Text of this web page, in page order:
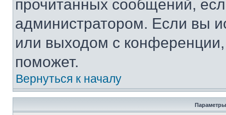
прочитанных сообщений,
администратором. Если вы
или выходом с
поможет.
Вернуться к началу
Параметры